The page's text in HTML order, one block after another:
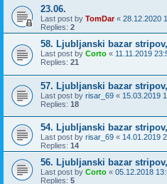
23.06.
Last post by TomDar« 28.12.2020
Replies: 2
58. Ljubljanski bazar
Last post by Corto « 11.11.2019
Replies: 21
57. Ljubljanski bazar
Last post by risar_69 « 15.03.2019
Replies: 18
54. Ljubljanski bazar
Last post by risar_69 « 14.01.2019
Replies: 14
56. Ljubljanski bazar
Last post by Corto « 05.12.2018
Replies: 5